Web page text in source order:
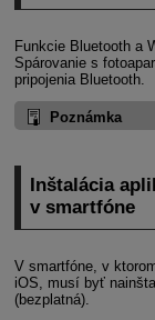
Funkcie Bluetooth a
Spárovanie s
pripojenia Bluetooth.
Poznámka
Inštalácia
v smartfóne
V smartfóne, v
iOS, musí byť
(bezplatná).